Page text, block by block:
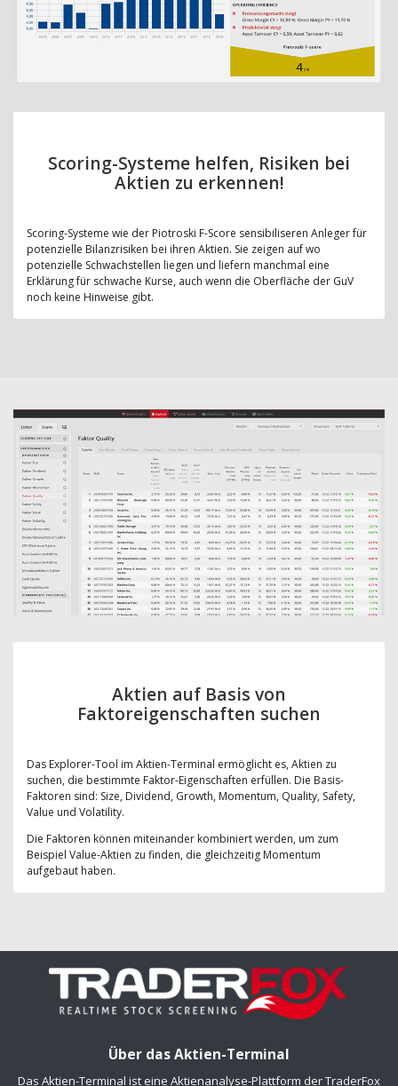
Scoring-Systeme helfen, Risiken bei
Aktien zu erkennen!
Scoring-Systeme wie der Piotroski F-Score sensibiliseren Anleger für
potenzielle Bilanzrisiken bei ihren Aktien. Sie zeigen auf wo
potenzielle Schwachstellen liegen und liefern manchmal eine
Erklärung für schwache Kurse, auch wenn die Oberfläche der GuV
noch keine Hinweise gibt.
Aktien auf Basis von
Faktoreigenschaften suchen
Das Explorer-Tool im Aktien-Terminal ermöglicht es, Aktien zu
suchen, die bestimmte Faktor-Eigenschaften erfüllen. Die Basis-
Faktoren sind: Size, Dividend, Growth, Momentum, Quality, Safety,
Value und Volatility.
Die Faktoren können miteinander kombiniert werden, um zum
Beispiel Value-Aktien zu finden, die gleichzeitig Momentum
aufgebaut haben.
Über das Aktien-Terminal
Das Aktien-Terminal ist eine Aktienanalyse-Plattform der TraderFox